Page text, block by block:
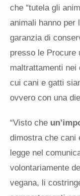
che “tutela gli
animali hanno per
garanzia di
presso le Procure
maltrattamenti
cui cani e gatti
ovvero con una
“Visto che
dimostra che cani
legge nel
volontariamente
vegana, li